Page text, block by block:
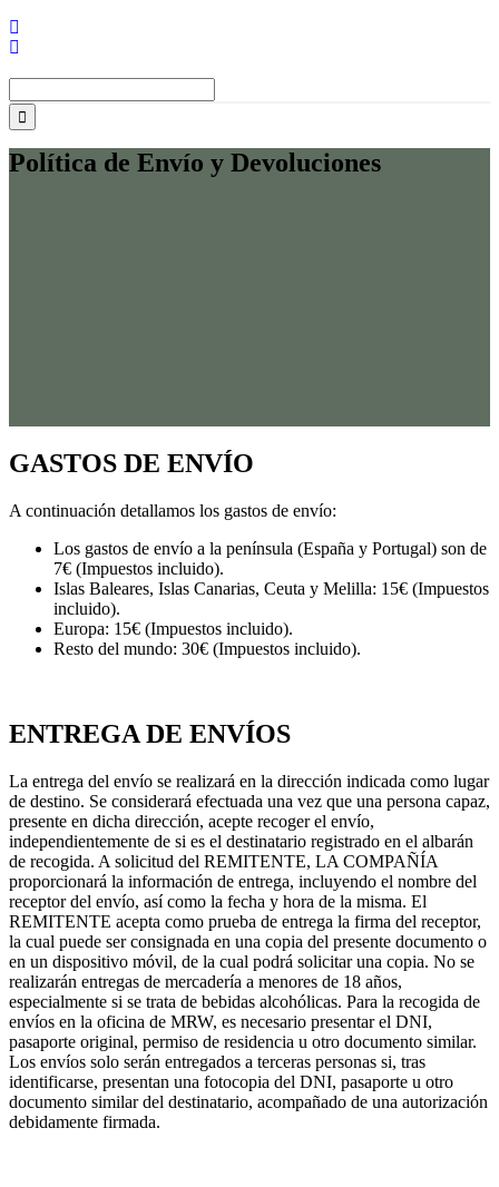
Política de Envío y Devoluciones
GASTOS DE ENVÍO
A continuación detallamos los gastos de envío:
Los gastos de envío a la península (España y Portugal) son de
7€ (Impuestos incluido).
Islas Baleares, Islas Canarias, Ceuta y Melilla: 15€ (Impuestos
incluido).
Europa: 15€ (Impuestos incluido).
Resto del mundo: 30€ (Impuestos incluido).
ENTREGA DE ENVÍOS
La entrega del envío se realizará en la dirección indicada como lugar
de destino. Se considerará efectuada una vez que una persona capaz,
presente en dicha dirección, acepte recoger el envío,
independientemente de si es el destinatario registrado en el albarán
de recogida. A solicitud del REMITENTE, LA COMPAÑÍA
proporcionará la información de entrega, incluyendo el nombre del
receptor del envío, así como la fecha y hora de la misma. El
REMITENTE acepta como prueba de entrega la firma del receptor,
la cual puede ser consignada en una copia del presente documento o
en un dispositivo móvil, de la cual podrá solicitar una copia. No se
realizarán entregas de mercadería a menores de 18 años,
especialmente si se trata de bebidas alcohólicas. Para la recogida de
envíos en la oficina de MRW, es necesario presentar el DNI,
pasaporte original, permiso de residencia u otro documento similar.
Los envíos solo serán entregados a terceras personas si, tras
identificarse, presentan una fotocopia del DNI, pasaporte u otro
documento similar del destinatario, acompañado de una autorización
debidamente firmada.